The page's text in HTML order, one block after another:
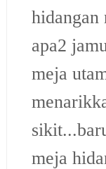
hidangan
apa2
meja
meja